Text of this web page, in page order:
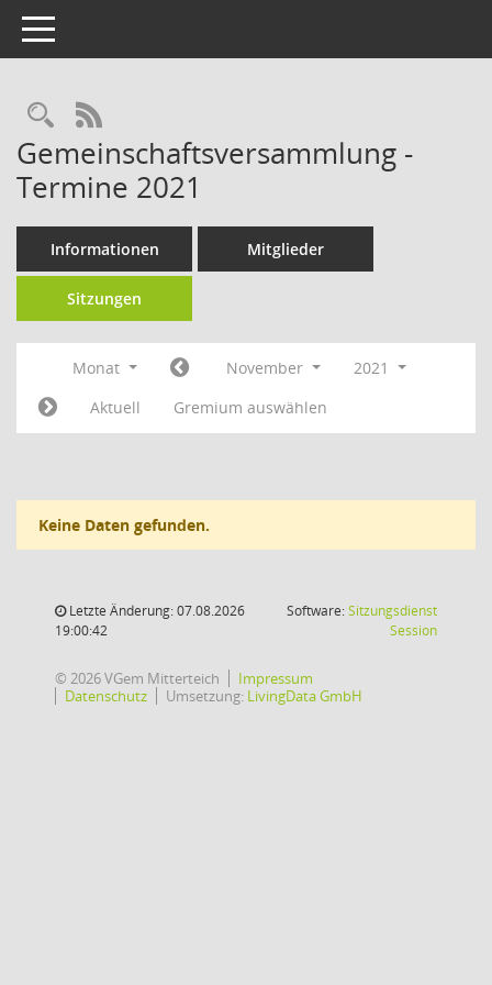
Toggle navigation
RSS-Feed
Gemeinschaftsversammlung -
Termine 2021
Informationen Mitglieder
Sitzungen
Monat November
2021
Aktuell
Gremium auswählen
Keine Daten gefunden.
Letzte Änderung: 07.08.2026
19:00:42
Software:Sitzungsdienst
Session(Wird in
© 2026 VGem Mitterteich
Impressum
Datenschutz
Umsetzung: LivingData GmbH